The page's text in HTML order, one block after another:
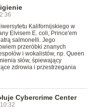
Kalifornijskiego w
Elvisem E. coli, Prince'em
salmonelli. Jego
przeróbki znanych
i wokalistów, np. Queen
słów, śpiewający
zdrowia i przestrzegania
Cybercrime Center